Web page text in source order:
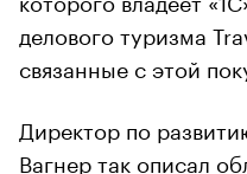
делового туризма
связанные с этой
Директор по
Вагнер так описал